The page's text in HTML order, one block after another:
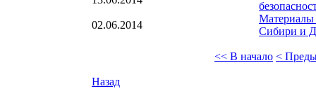
02.06.2014
Материалы
Сибири и
<< В начало <
Назад